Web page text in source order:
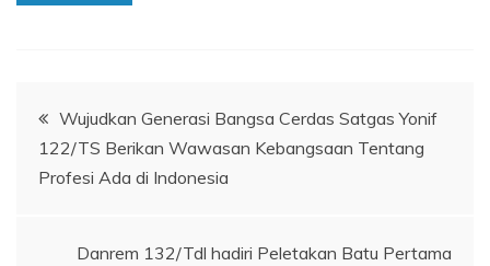
Navigasi
pos
Wujudkan Generasi Bangsa Cerdas Satgas Yonif
122/TS Berikan Wawasan Kebangsaan Tentang
Profesi Ada di Indonesia
Danrem 132/Tdl hadiri Peletakan Batu Pertama